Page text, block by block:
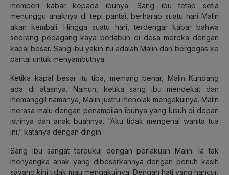
memberi kabar kepada ibunya. Sang ibu tetap setia
menunggu anaknya di tepi pantai, berharap suatu hari Malin
akan kembali. Hingga suatu hari, terdengar kabar bahwa
seorang pedagang kaya berlabuh di desa mereka dengan
kapal besar. Sang ibu yakin itu adalah Malin dan bergegas ke
pantai untuk menyambutnya.
Ketika kapal besar itu tiba, memang benar, Malin Kundang
ada di atasnya. Namun, ketika sang ibu mendekat dan
memanggil namanya, Malin justru menolak mengakuinya. Malin
merasa malu dengan penampilan ibunya yang lusuh di depan
istrinya dan anak buahnya. “Aku tidak mengenal wanita tua
ini,” katanya dengan dingin.
Sang ibu sangat terpukul dengan perlakuan Malin. Ia tak
menyangka anak yang dibesarkannya dengan penuh kasih
sayang kini tidak mau mengakuinya. Dengan hati yang hancur,